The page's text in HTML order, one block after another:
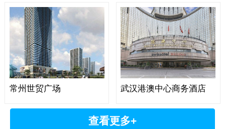
常州世贸广场 武汉港澳中心商务酒店
查看更多+